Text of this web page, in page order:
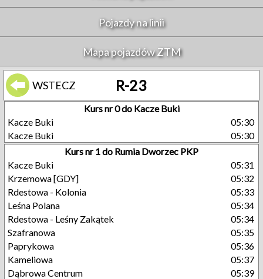
Pojazdy na linii
Mapa pojazdów ZTM
WSTECZ R-23
Kurs nr 0 do Kacze Buki
Kacze Buki
05:30
Kacze Buki
05:30
Kurs nr 1 do Rumia Dworzec PKP
Kacze Buki
05:31
Krzemowa [GDY]
05:32
Rdestowa - Kolonia
05:33
Leśna Polana
05:34
Rdestowa - Leśny Zakątek
05:34
Szafranowa
05:35
Paprykowa
05:36
Kameliowa
05:37
Dąbrowa Centrum
05:39